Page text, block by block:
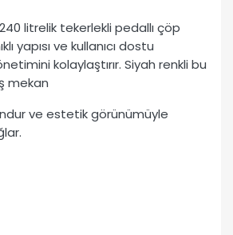
litrelik tekerlekli pedallı çöp
yapısı ve kullanıcı dostu
kolaylaştırır. Siyah renkli bu
mekan
ve estetik görünümüyle